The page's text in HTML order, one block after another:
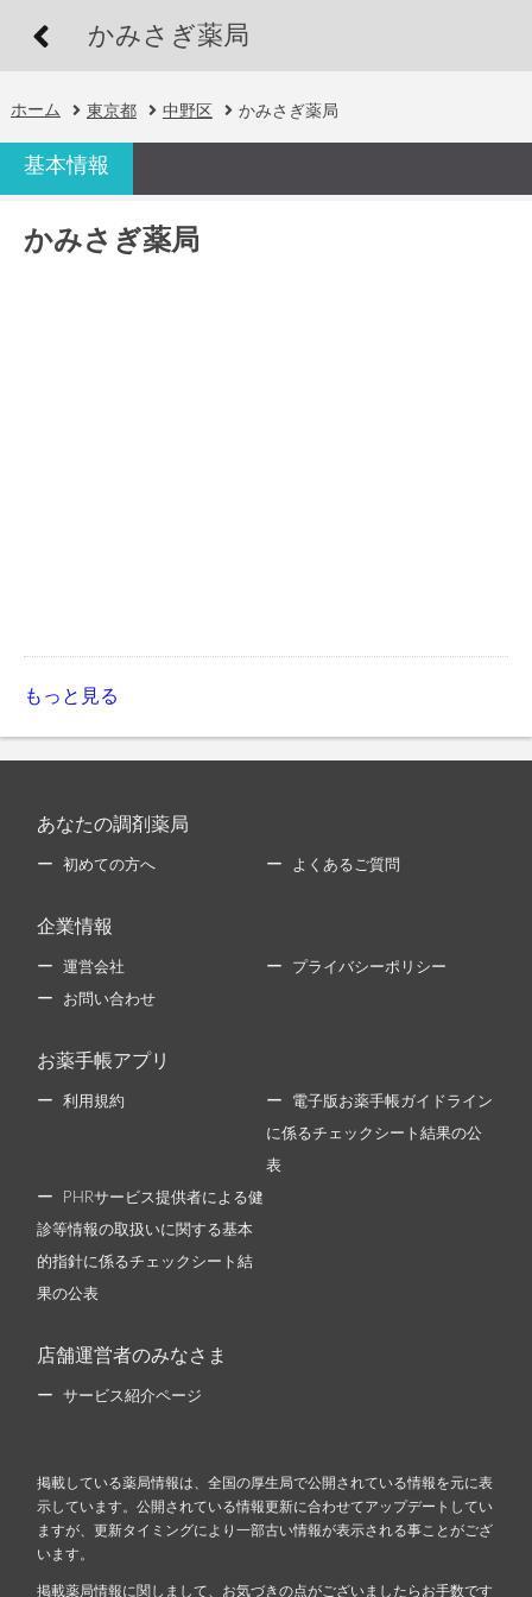
かみさぎ薬局
ホーム 東京都 中野区 かみさぎ薬局
基本情報
かみさぎ薬局
もっと見る
あなたの調剤薬局
初めての方へ よくあるご質問
企業情報
運営会社 プライバシーポリシー
お問い合わせ
お薬手帳アプリ
利用規約 電子版お薬手帳ガイドライン
に係るチェックシート結果の公
表
PHRサービス提供者による健
診等情報の取扱いに関する基本
的指針に係るチェックシート結
果の公表
店舗運営者のみなさま
サービス紹介ページ
掲載している薬局情報は、全国の厚生局で公開されている情報を元に表
示しています。公開されている情報更新に合わせてアップデートしてい
ますが、更新タイミングにより一部古い情報が表示される事ことがござ
います。
掲載薬局情報に関しまして、お気づきの点がございましたらお手数です